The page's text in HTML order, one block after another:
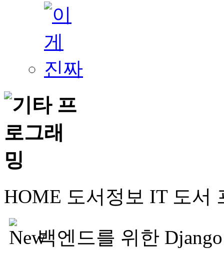
HOME 도서정보 IT 도서
백엔드를 위한